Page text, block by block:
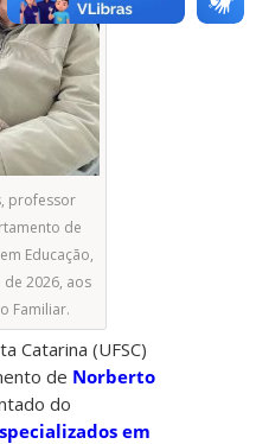
professor
de
Educação,
2026, aos
Familiar.
Catarina (UFSC)
de Norberto
do
em